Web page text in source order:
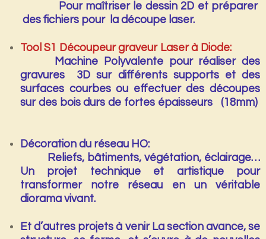
Pour maîtriser le dessin 2D et préparer
des fichiers pour la découpe laser.
Tool S1 Découpeur graveur Laser à Diode:
Machine Polyvalente pour réaliser des
gravures 3D sur différents supports et des
surfaces courbes ou effectuer des découpes
sur des bois durs de fortes épaisseurs (18mm)
Décoration du réseau HO:
Reliefs, bâtiments, végétation, éclairage…
Un projet technique et artistique pour
transformer notre réseau en un véritable
diorama vivant.
Et d’autres projets à venirLa section avance, se